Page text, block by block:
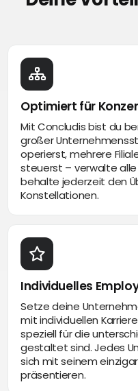
Optimiert für
Mit Concludis bist du
großer
operierst, mehrere
steuerst – verwalte
behalte jederzeit den
Konstellationen.
Individuelles
Setze deine
mit individuellen
speziell für die
gestaltet sind. Jedes
sich mit seinem
präsentieren.